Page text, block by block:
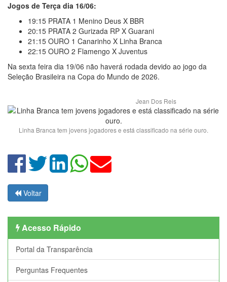
Jogos de Terça dia 16/06:
19:15 PRATA 1 Menino Deus X BBR
20:15 PRATA 2 Gurizada RP X Guarani
21:15 OURO 1 Canarinho X Linha Branca
22:15 OURO 2 Flamengo X Juventus
Na sexta feira dia 19/06 não haverá rodada devido ao jogo da
Seleção Brasileira na Copa do Mundo de 2026.
Jean Dos Reis
Linha Branca tem jovens jogadores e está classificado na série ouro.
Voltar
Acesso Rápido
Portal da Transparência
Perguntas Frequentes